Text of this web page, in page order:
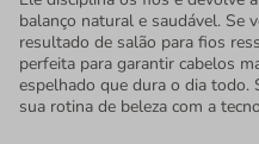
balanço natural e saudável. Se
resultado de salão para fios
perfeita para garantir cabelos
espelhado que dura o dia
sua rotina de beleza com a